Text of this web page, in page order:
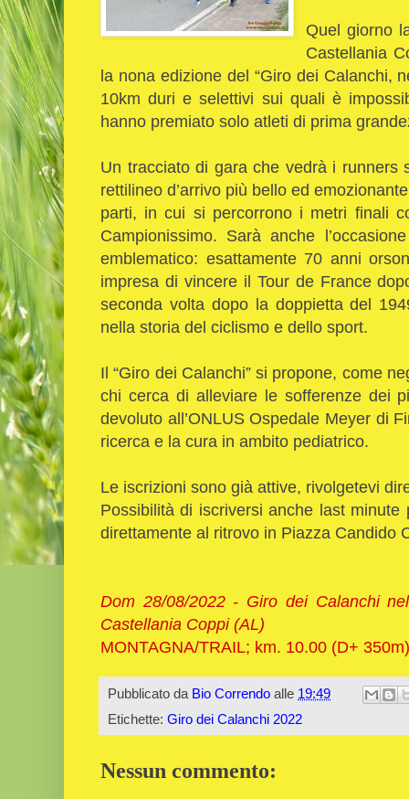
Quel giorno
Castellania
la nona edizione del “Giro dei Calanchi,
10km duri e selettivi sui quali è
hanno premiato solo atleti di prima
Un tracciato di gara che vedrà i runners
rettilineo d’arrivo più bello ed
parti, in cui si percorrono i metri finali
Campionissimo. Sarà anche
emblematico: esattamente 70 anni
impresa di vincere il Tour de France
seconda volta dopo la doppietta del
nella storia del ciclismo e dello sport.
Il “Giro dei Calanchi” si propone, come
chi cerca di alleviare le sofferenze dei
devoluto all’ONLUS Ospedale Meyer di
ricerca e la cura in ambito pediatrico.
Le iscrizioni sono già attive, rivolgetevi
Possibilità di iscriversi anche last
direttamente al ritrovo in Piazza Candido
Dom 28/08/2022 - Giro dei Calanchi
Castellania Coppi (AL)
MONTAGNA/TRAIL; km. 10.00 (D+
Pubblicato da Bio Correndo alle 19:49
Etichette: Giro dei Calanchi 2022
Nessun commento: